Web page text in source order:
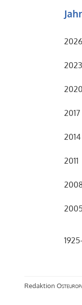
2026
2023
2020
2017
2014
2011
Redaktion